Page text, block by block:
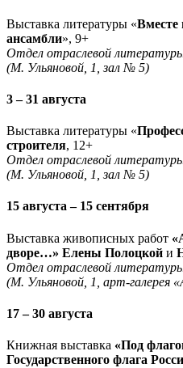
Выставка литературы «Вместе
ансамбли», 9+
Отдел отраслевой
(М. Ульяновой, 1, зал № 5)
3 – 31 августа
Выставка литературы «
строителя, 12+
Отдел отраслевой
(М. Ульяновой, 1, зал № 5)
15 августа – 15 сентября
Выставка живописных работ
дворе…» Елены Полоцкой и
Отдел отраслевой
(М. Ульяновой, 1, арт-галерея
17 – 30 августа
Книжная выставка «Под
Государственного флага